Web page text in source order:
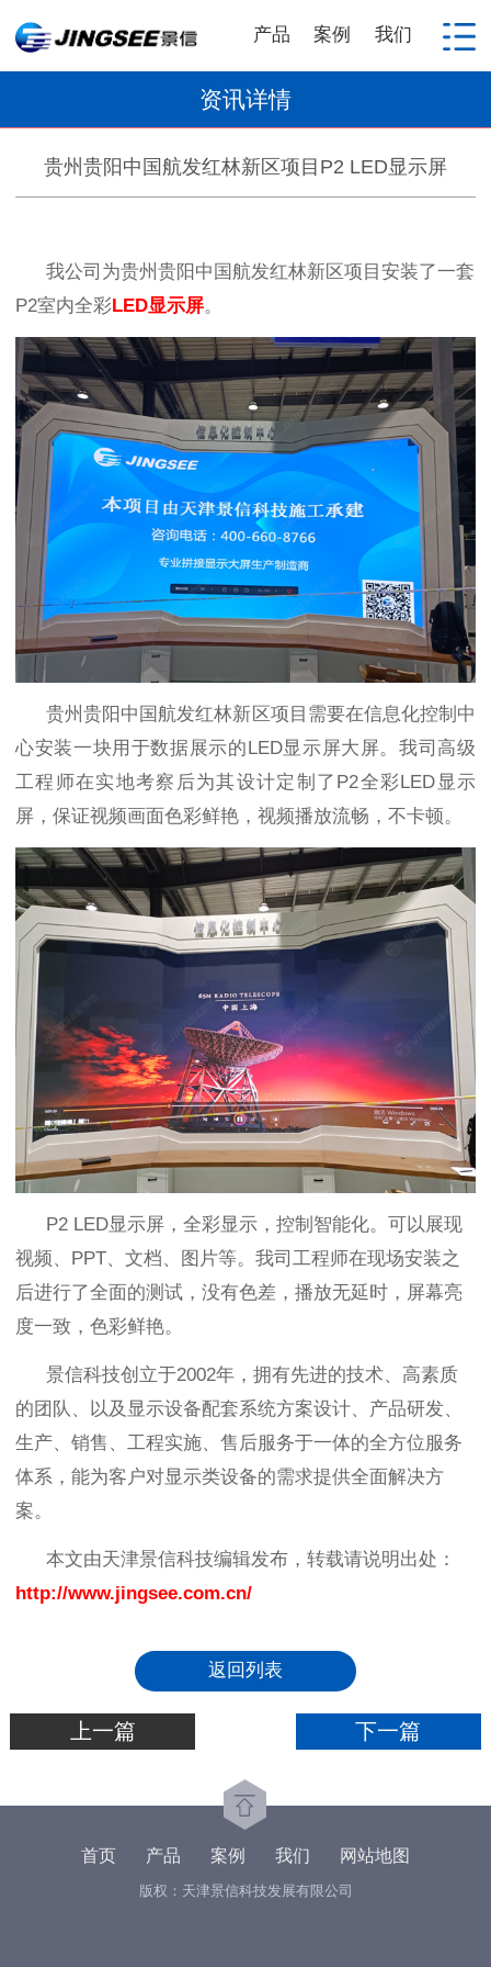
产品 案例 我们
资讯详情
贵州贵阳中国航发红林新区项目P2 LED显示屏
我公司为贵州贵阳中国航发红林新区项目 安装了一套
P2室内全彩LED显示屏。
贵州贵阳中国航发红林新区项目 需要在信息化控制中
心安装一块用于数据展示的LED显示屏大屏。我司高级
工程师在实地考察后为其设计定制了 P2全彩LED 显示
屏，保证视频画面色彩鲜艳，视频播放流畅，不卡顿。
P2 LED显示屏，全彩显示，控制智能化。可以展现
视频、PPT、文档、图片等。我司工程师在现场安装之
后进行了全面的测试，没有色差，播放无延时，屏幕亮
度一致，色彩鲜艳。
景信科技创立于2002年，拥有先进的技术、高素质
的团队、以及显示设备配套系统方案设计、产品研发、
生产、销售、工程实施、售后服务于一体的全方位服务
体系，能为客户对显示类设备的需求提供全面解决方
案。
本文由天津景信科技编辑发布，转载请说明出处：
http://www.jingsee.com.cn/
返回列表
上一篇 下一篇
首页 产品 案例 我们 网站地图
版权：天津景信科技发展有限公司